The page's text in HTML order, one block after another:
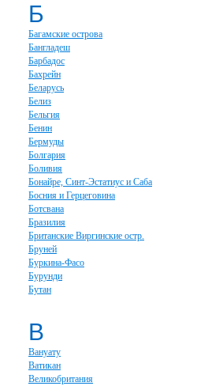
Б
Багамские острова
Бангладеш
Барбадос
Бахрейн
Беларусь
Белиз
Бельгия
Бенин
Бермуды
Болгария
Боливия
Бонайре, Синт-Эстатиус и Саба
Босния и Герцеговина
Ботсвана
Бразилия
Британские Виргинские остр.
Бруней
Буркина-Фасо
Бурунди
Бутан
В
Вануату
Ватикан
Великобритания